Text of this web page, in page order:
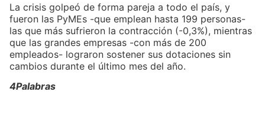
La crisis golpeó de forma pareja a todo el país, y
fueron las PyMEs -que emplean hasta 199 personas-
las que más sufrieron la contracción (-0,3%), mientras
que las grandes empresas -con más de 200
empleados- lograron sostener sus dotaciones sin
cambios durante el último mes del año.
4Palabras